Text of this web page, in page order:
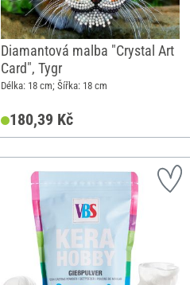
Diamantová malba "Crystal Art
Card", Tygr
Délka: 18 cm; Šířka: 18 cm
180,39 Kč